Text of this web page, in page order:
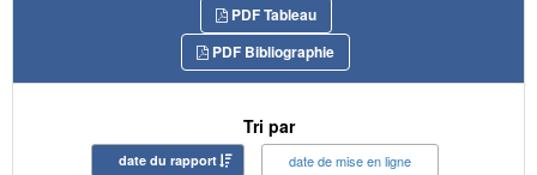
PDF Tableau
PDF Bibliographie
Tri par
date du rapport date de mise en ligne